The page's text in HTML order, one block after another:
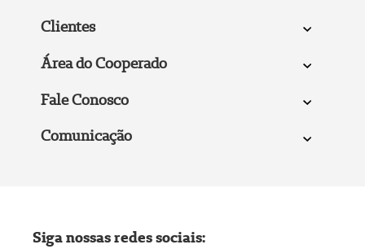
Clientes
Área do Cooperado
Fale Conosco
Comunicação
Siga nossas redes sociais: